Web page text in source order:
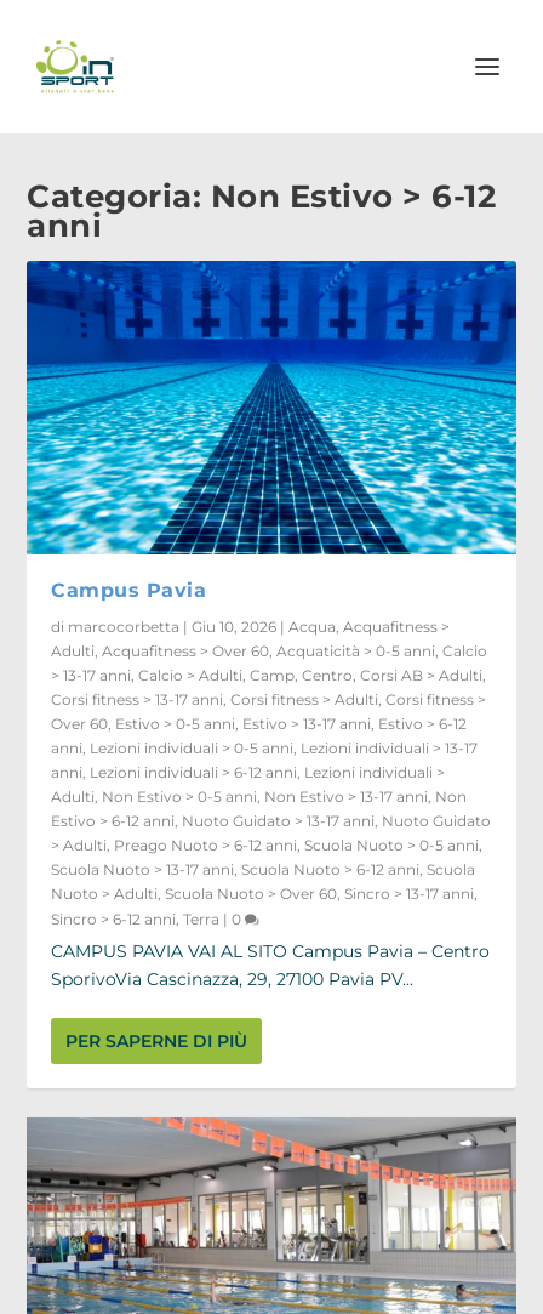
Categoria: Non Estivo > 6-12
anni
Campus Pavia
di marcocorbetta |Giu 10, 2026 |Acqua ,Acquafitness >
Adulti ,Acquafitness > Over 60 ,Acquaticità > 0-5 anni ,Calcio
> 13-17 anni ,Calcio > Adulti ,Camp ,Centro ,Corsi AB > Adulti
Corsi fitness > 13-17 anni ,Corsi fitness > Adulti ,Corsi fitness >
Over 60 Estivo > 0-5 anni Estivo > 13-17 anni Estivo > 6-12
anni Lezioni individuali > 0-5 anni Lezioni individuali > 13-17
anni Lezioni individuali > 6-12 anni Lezioni individuali >
Adulti Non Estivo > 0-5 anni Non Estivo > 13-17 anni Non
Estivo > 6-12 anni Nuoto Guidato > 13-17 anni Nuoto Guidato
> Adulti Preago Nuoto > 6-12 anni ,Scuola Nuoto > 0-5 anni
Scuola Nuoto > 13-17 anni ,Scuola Nuoto > 6-12 anni ,Scuola
Nuoto > Adulti ,Scuola Nuoto > Over 60 ,Sincro > 13-17 anni
Sincro > 6-12 anni ,Terra |0
CAMPUS PAVIA VAI AL SITO Campus Pavia – Centro
SporivoVia Cascinazza, 29, 27100 Pavia PV...
PER SAPERNE DI PIÙ